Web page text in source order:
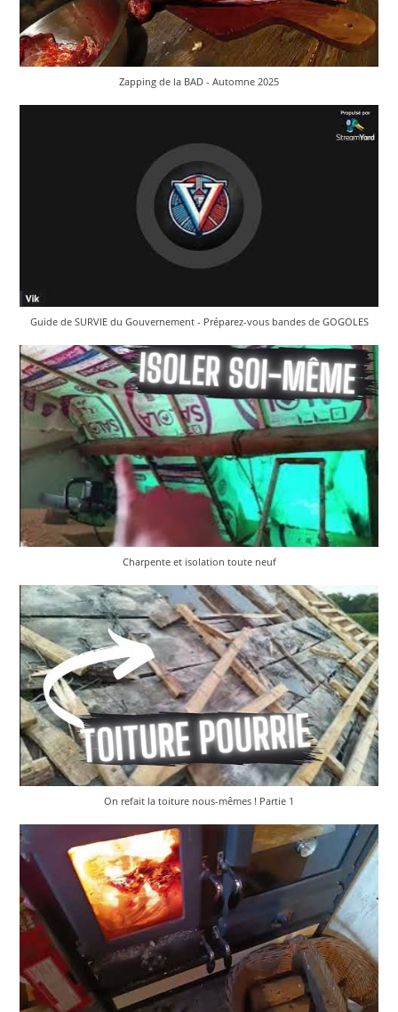
Zapping de la BAD - Automne 2025
Guide de SURVIE du Gouvernement - Préparez-vous bandes de GOGOLES
Charpente et isolation toute neuf
On refait la toiture nous-mêmes ! Partie 1